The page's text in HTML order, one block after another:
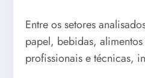
Entre os setores
papel, bebidas,
profissionais e técnicas,